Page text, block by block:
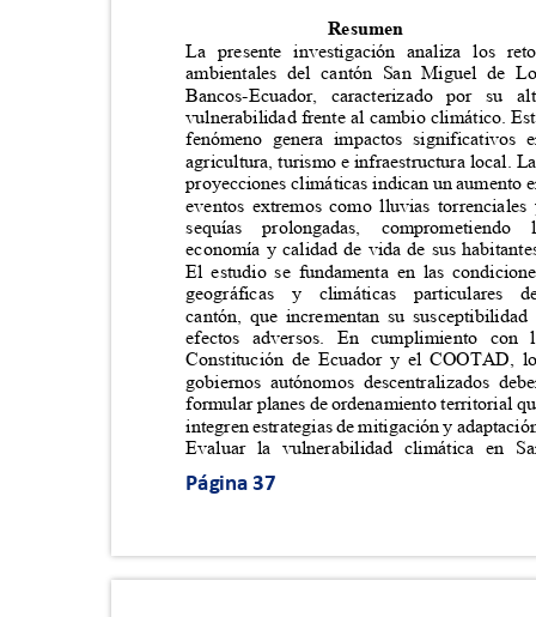
Resumen
La presente investigación analiza los
ambientales del cantón San Miguel de
Bancos-Ecuador, caracterizado por
vulnerabilidad frente al cambio climático.
fenómeno genera impactos
agricultura, turismo e infraestructura local.
proyecciones climáticas indican un aumento
eventos extremos como lluvias
sequías
prolongadas, comprometiendo
economía y calidad de vida de sus
El estudio se fundamenta en las
geográficas y climáticas
cantón, que incrementan su
efectos adversos. En cumplimiento
Constitución de Ecuador y el COOTAD,
gobiernos autónomos descentralizados
formular planes de ordenamiento territorial
integren estrategias de mitigación y
Evaluar la vulnerabilidad climática en
Página 37